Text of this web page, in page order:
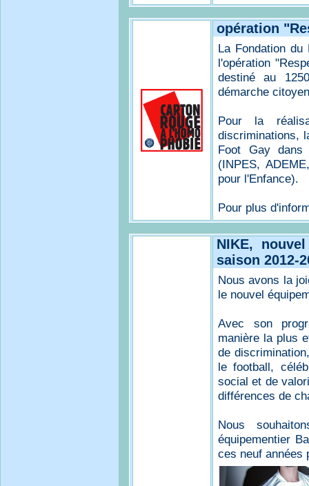
opération
La Fondation
l'opération
destiné au
démarche
Pour la
discriminations,
Foot Gay dans
(INPES,
pour l'Enfance).
Pour plus
NIKE,
saison 2012-
Nous avons la
le nouvel
Avec son
manière la plus
de
le football,
social et de
différences de
Nous
équipementier
ces neuf années